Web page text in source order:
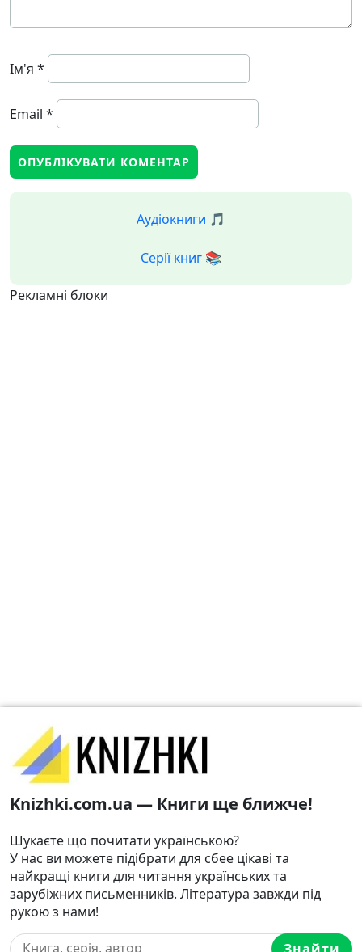
Ім'я *
Email *
Аудіокниги 🎵
Серії книг 📚
Рекламні блоки
Knizhki.com.ua — Книги ще ближче!
Шукаєте що почитати українською?
У нас ви можете підібрати для сбее цікаві та
найкращі книги для читання українських та
зарубіжних письменників. Література завжди під
рукою з нами!